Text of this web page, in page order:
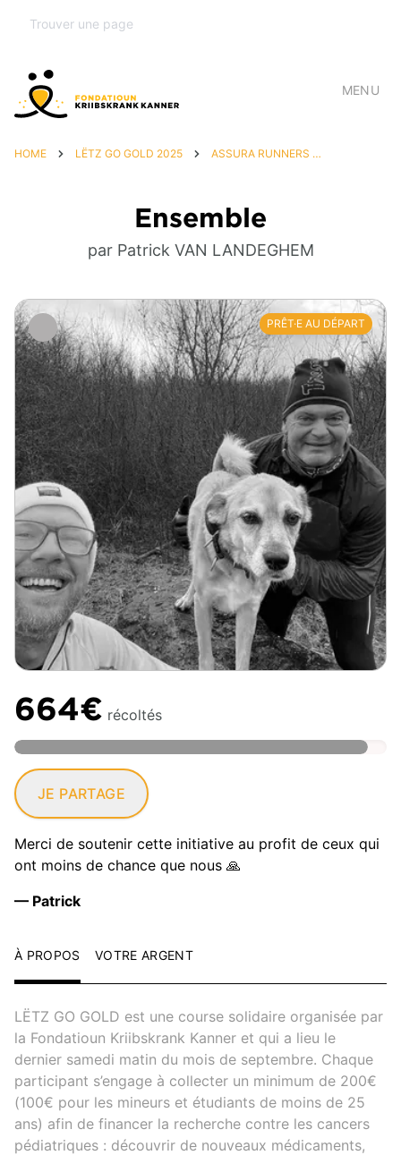
MENU
HOME LËTZ GO GOLD 2025 ASSURA RUNNERS & FRIENDS
Ensemble
par Patrick VAN LANDEGHEM
PRÊT·E AU DÉPART
664€ récoltés
JE PARTAGE
Merci de soutenir cette initiative au profit de ceux qui
ont moins de chance que nous 🙏
— Patrick
À PROPOS VOTRE ARGENT
LËTZ GO GOLD est une course solidaire organisée par
la Fondatioun Kriibskrank Kanner et qui a lieu le
dernier samedi matin du mois de septembre. Chaque
participant s’engage à collecter un minimum de 200€
(100€ pour les mineurs et étudiants de moins de 25
ans) afin de financer la recherche contre les cancers
pédiatriques : découvrir de nouveaux médicaments,